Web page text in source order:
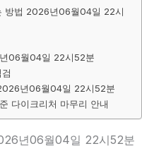
방법 2026년06월04일 22시
06월04일 22시52분
년06월04일 22시52분
다이크리처 마무리 안내
년06월04일 22시52분